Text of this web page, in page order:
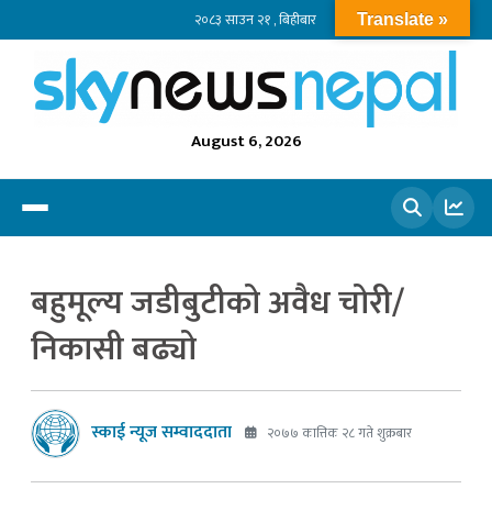
२०८३ साउन २१ , बिहीबार
August 6, 2026
बहुमूल्य जडीबुटीको अवैध चोरी/
निकासी बढ्यो
स्काई न्यूज सम्वाददाता २०७७ कात्तिक २८ गते शुक्रबार
Translate »